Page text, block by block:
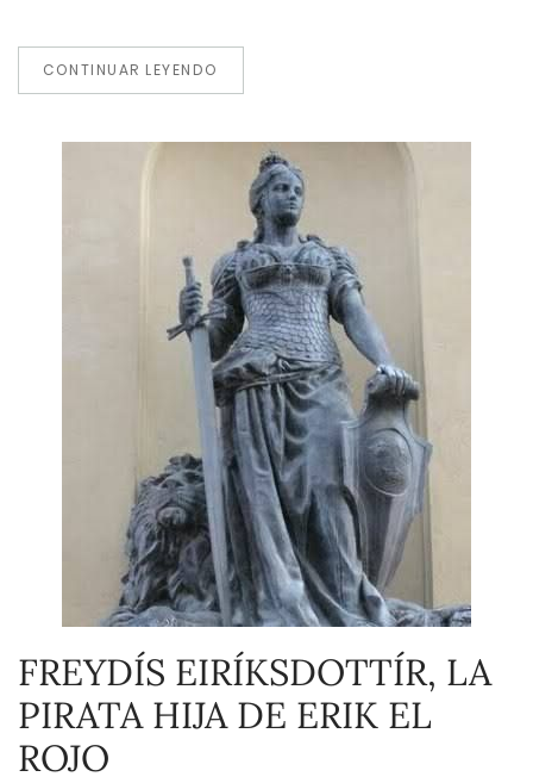
CONTINUAR LEYENDO
FREYDÍS EIRÍKSDOTTÍR, LA
PIRATA HIJA DE ERIK EL
ROJO